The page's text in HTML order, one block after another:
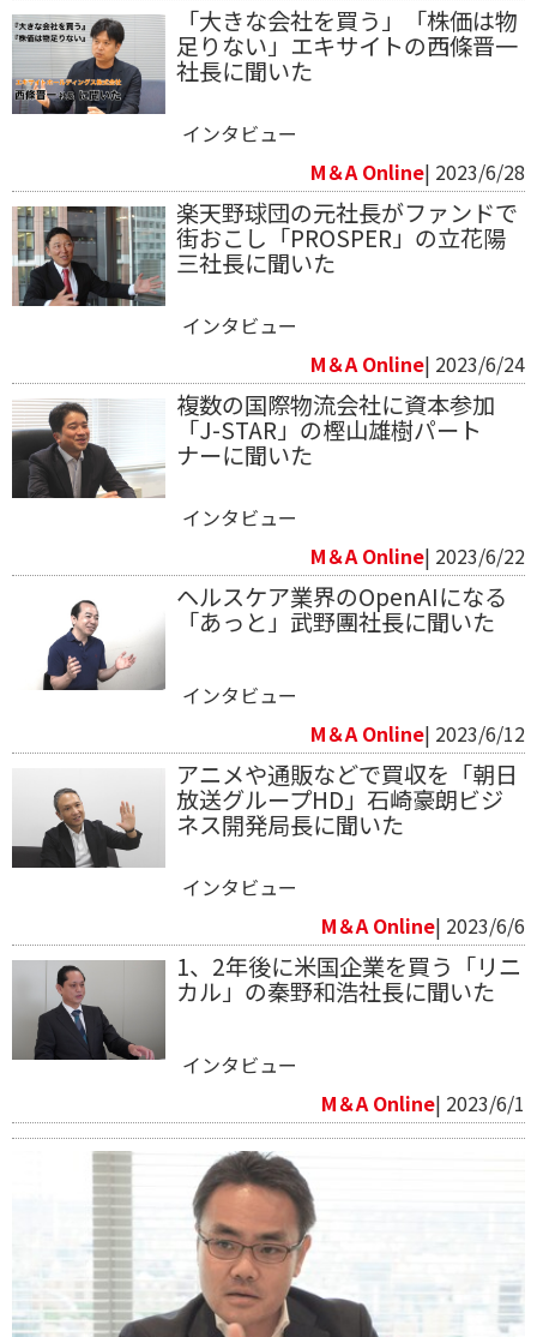
「大きな会社を買う」「株価は物
足りない」エキサイトの西條晋一
社長に聞いた
インタビュー
M＆A Online| 2023/6/28
楽天野球団の元社長がファンドで
街おこし「PROSPER」の立花陽
三社長に聞いた
インタビュー
M＆A Online| 2023/6/24
複数の国際物流会社に資本参加
「J-STAR」の樫山雄樹パート
ナーに聞いた
インタビュー
M＆A Online| 2023/6/22
ヘルスケア業界のOpenAIになる
「あっと」武野團社長に聞いた
インタビュー
M＆A Online| 2023/6/12
アニメや通販などで買収を「朝日
放送グループHD」石崎豪朗ビジ
ネス開発局長に聞いた
インタビュー
M＆A Online| 2023/6/6
1、2年後に米国企業を買う「リニ
カル」の秦野和浩社長に聞いた
インタビュー
M＆A Online| 2023/6/1